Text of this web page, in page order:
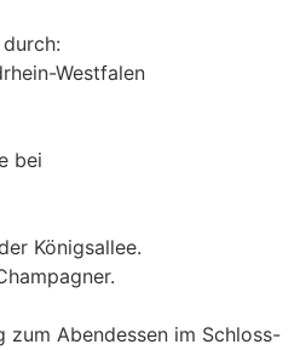
Westfalen
bei
Königsallee.
zum Abendessen im Schloss-